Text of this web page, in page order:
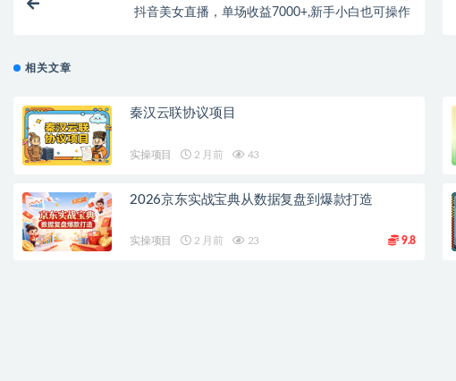
抖音美女直播，单场收益7000+,新手小白也可操作
相关文章
秦汉云联协议项目
实操项目 2 月前 43
2026京东实战宝典从数据复盘到爆款打造
实操项目 2 月前 23 9.8